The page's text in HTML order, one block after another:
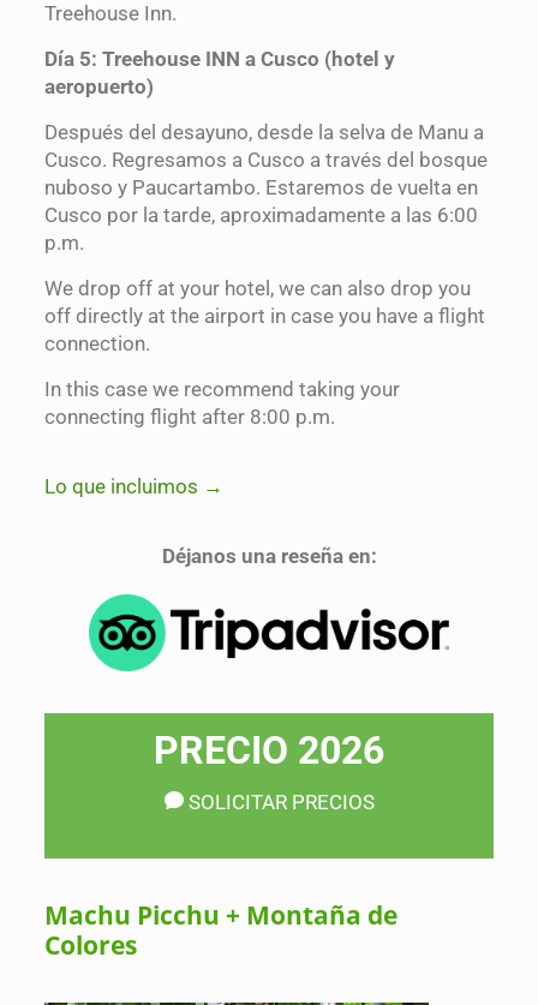
Treehouse Inn.
Día 5: Treehouse INN a Cusco (hotel y
aeropuerto)
Después del desayuno, desde la selva de Manu a
Cusco. Regresamos a Cusco a través del bosque
nuboso y Paucartambo. Estaremos de vuelta en
Cusco por la tarde, aproximadamente a las 6:00
p.m.
We drop off at your hotel, we can also drop you
off directly at the airport in case you have a flight
connection.
In this case we recommend taking your
connecting flight after 8:00 p.m.
Lo que incluimos →
Déjanos una reseña en:
PRECIO 2026
SOLICITAR PRECIOS
Machu Picchu + Montaña de
Colores